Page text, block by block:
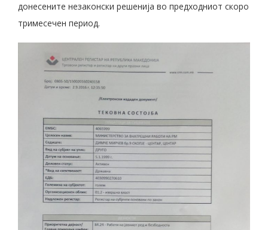
донесените незаконски решенија во предходниот скоро
тримесечен период.